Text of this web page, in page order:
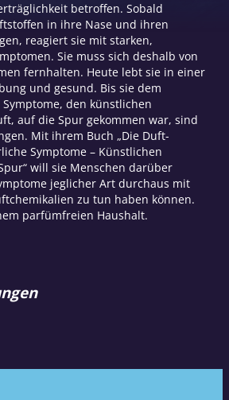
betroffen. Sobald
in ihre Nase und ihren
reagiert sie mit starken,
Sie muss sich deshalb von
fernhalten. Heute lebt sie in einer
und gesund. Bis sie dem
den künstlichen
auf die Spur gekommen war, sind
Mit ihrem Buch „Die Duft-
Symptome – Künstlichen
will sie Menschen darüber
jeglicher Art durchaus mit
zu tun haben können.
parfümfreien Haushalt.